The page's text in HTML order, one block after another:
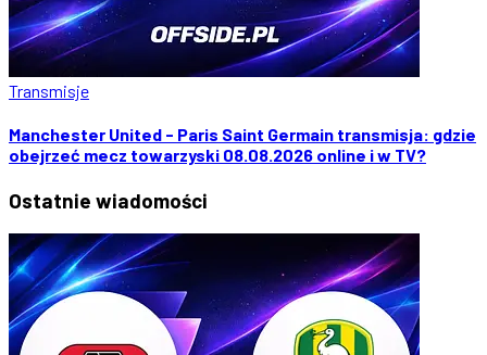
Transmisje
Manchester United - Paris Saint Germain transmisja: gdzie
obejrzeć mecz towarzyski 08.08.2026 online i w TV?
Ostatnie wiadomości